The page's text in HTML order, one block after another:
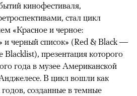
кинофестиваля,
стал цикл
«Красное и черное:
и черный список» (Red & Black —
презентация которого
года в музее Американской
В цикл вошли как
созданные в темные